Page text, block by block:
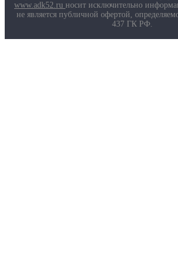
Маркировка противогазов
Основные ТР ТС, ГОСТ и ТУ
www.adk52.ru носит исключительно
не является публичной офертой,
437 ГК РФ.